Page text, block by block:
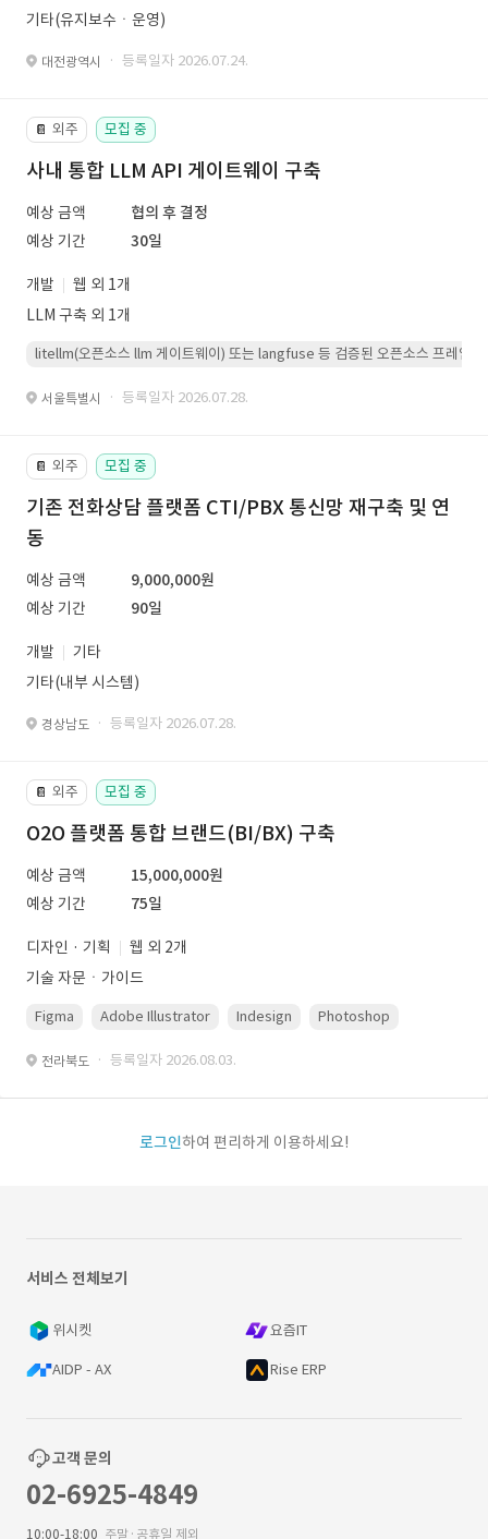
기타(유지보수ㆍ운영)
대전광역시 · 등록일자 2026.07.24.
📔 외주 모집 중
사내 통합 LLM API 게이트웨이 구축
예상 금액
협의 후 결정
예상 기간
30일
개발
웹 외 1개
LLM 구축 외 1개
litellm(오픈소스 llm 게이트웨이) 또는 langfuse 등 검증된 오픈소스 프레임워
서울특별시 · 등록일자 2026.07.28.
📔 외주 모집 중
기존 전화상담 플랫폼 CTI/PBX 통신망 재구축 및 연
동
예상 금액
9,000,000원
예상 기간
90일
개발
기타
기타(내부 시스템)
경상남도 · 등록일자 2026.07.28.
📔 외주 모집 중
O2O 플랫폼 통합 브랜드(BI/BX) 구축
예상 금액
15,000,000원
예상 기간
75일
디자인 · 기획
웹 외 2개
기술 자문ㆍ가이드
Figma Adobe Illustrator Indesign Photoshop
전라북도 · 등록일자 2026.08.03.
로그인하여 편리하게 이용하세요!
서비스 전체보기
위시켓 요즘IT
AIDP - AX Rise ERP
고객 문의
02-6925-4849
10:00-18:00 주말·공휴일 제외